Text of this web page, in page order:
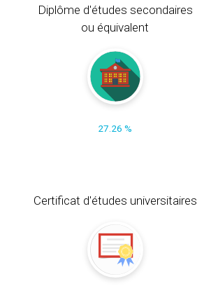
Diplôme d'études secondaires
ou équivalent
27.26 %
Certificat d'études universitaires